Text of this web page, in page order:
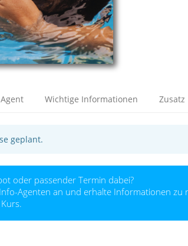
Wichtige Informationen Zusatz
geplant.
oder passender Termin dabei?
Agenten an und erhalte Informationen zu